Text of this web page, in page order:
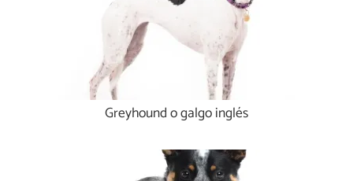
Greyhound o galgo inglés